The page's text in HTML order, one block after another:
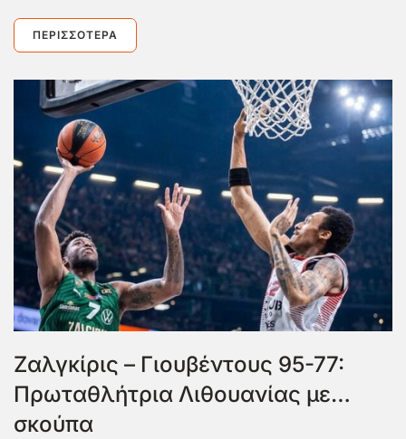
ΠΕΡΙΣΣΌΤΕΡΑ
Ζαλγκίρις – Γιουβέντους 95-77:
Πρωταθλήτρια Λιθουανίας με…
σκούπα